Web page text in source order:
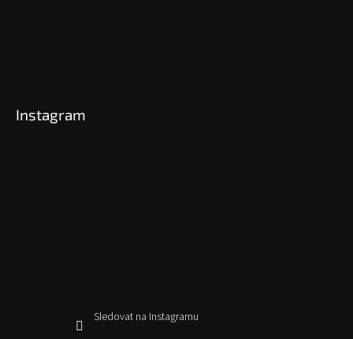
Instagram
Sledovat na Instagramu